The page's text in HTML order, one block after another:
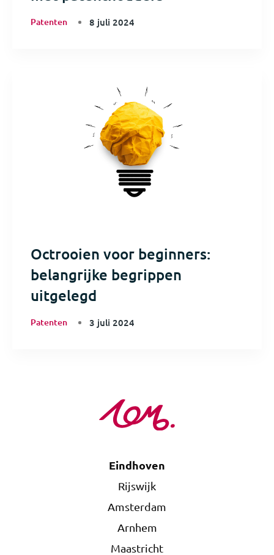
Patenten 8 juli 2024
Octrooien voor beginners:
belangrijke begrippen
uitgelegd
Patenten 3 juli 2024
Eindhoven
Rijswijk
Amsterdam
Arnhem
Maastricht